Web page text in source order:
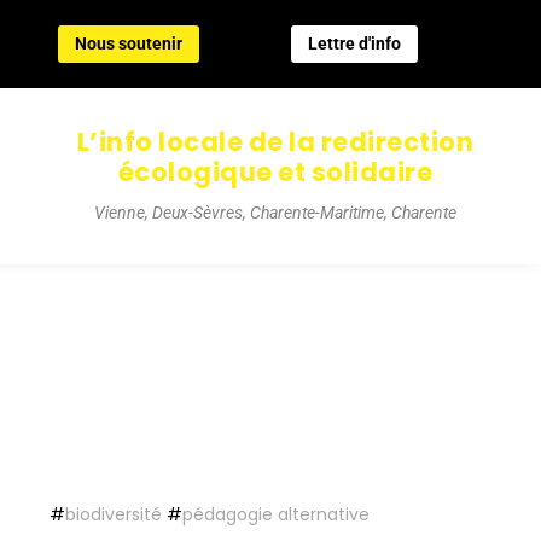
Nous soutenir Lettre d'info
L’info locale de la redirection
écologique et solidaire
Vienne, Deux-Sèvres, Charente-Maritime, Charente
Nous soutenir Lettre d'info
#biodiversité #pédagogie alternative